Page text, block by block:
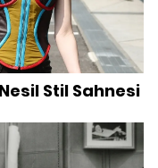
Stil Sahnesi